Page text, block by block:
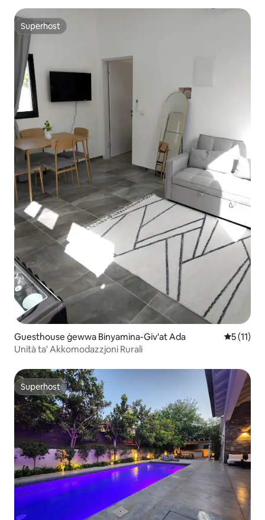
Superhost
Superhost
Guesthouse ġewwa Binyamina-Giv'at Ada Rating
5 (11)
Unità ta' Akkomodazzjoni Rurali
Superhost
Superhost